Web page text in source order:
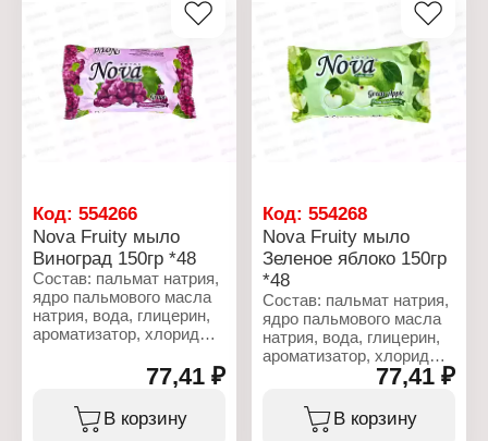
Тип товара:
Пятновыводитель
Название: "Магическое
мыло"
Тип товара: Туалетное
мыло
Название: "Orange"
Аромат: Апельсин
Вес: 150 г
Код: 554266
Nova Fruity мыло
Виноград 150гр *48
Состав: пальмат натрия,
ядро пальмового масла
натрия, вода, глицерин,
ароматизатор, хлорид
лаурилового эфира
натрия, тетранатрий
ЭДТА, этидроновая
кислота, лактат натрия,
77,41 ₽
В корзину
Код:554268
Nova Fruity мыло
Зеленое яблоко 150гр
*48
Состав: пальмат натрия,
ядро пальмового масла
натрия, вода, глицерин,
ароматизатор, хлорид
натрия, сульфат
лаурилового эфира
натрия, тетранатрий
ЭДТА, этидроновая
77,41 ₽
В корзину